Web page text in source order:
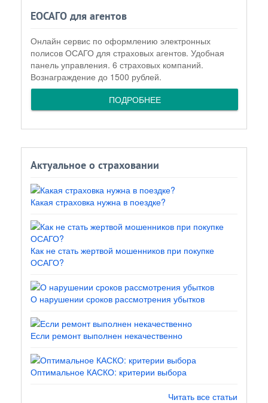
ЕОСАГО для агентов
Онлайн сервис по оформлению электронных
полисов ОСАГО для страховых агентов. Удобная
панель управления. 6 страховых компаний.
Вознаграждение до 1500 рублей.
ПОДРОБНЕЕ
Актуальное о страховании
Какая страховка нужна в поездке?
Как не стать жертвой мошенников при покупке
ОСАГО?
О нарушении сроков рассмотрения убытков
Если ремонт выполнен некачественно
Оптимальное КАСКО: критерии выбора
Читать все статьи